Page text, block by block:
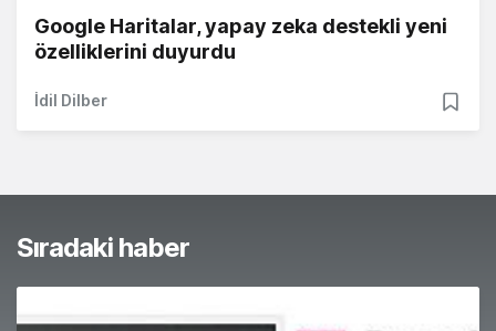
Google Haritalar, yapay zeka destekli yeni
özelliklerini duyurdu
İdil Dilber
Sıradaki haber